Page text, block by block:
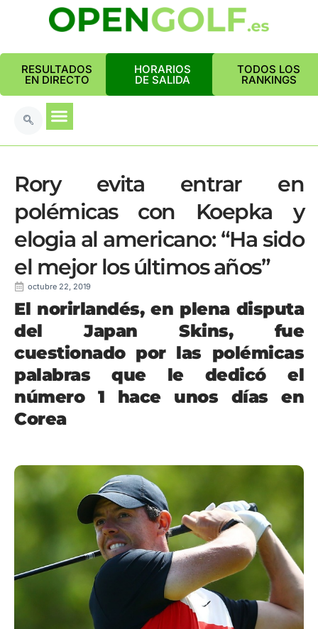
RESULTADOS
EN DIRECTO
HORARIOS
DE SALIDA
TODOS LOS
RANKINGS
Rory evita entrar en
polémicas con Koepka y
elogia al americano: “Ha sido
el mejor los últimos años”
octubre 22, 2019
El norirlandés, en plena disputa
del Japan Skins, fue
cuestionado por las polémicas
palabras que le dedicó el
número 1 hace unos días en
Corea